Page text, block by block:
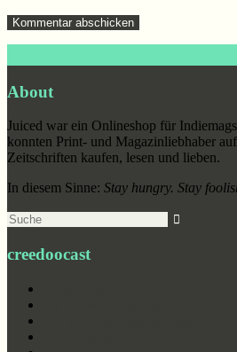
About
Juiced war ein Onlineshop für
konnten Print- und Magazinliebhaber
Zeitschriften kaufen, lesen und lieben.
In diesem Sinne: Stay hungry. Stay
Suche
creedoocast